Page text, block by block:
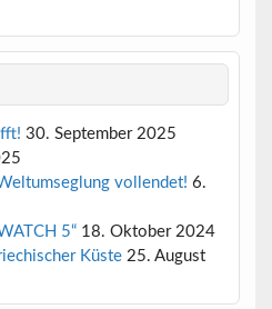
30. September 2025
vollendet! 6.
5“ 18. Oktober 2024
Küste 25. August